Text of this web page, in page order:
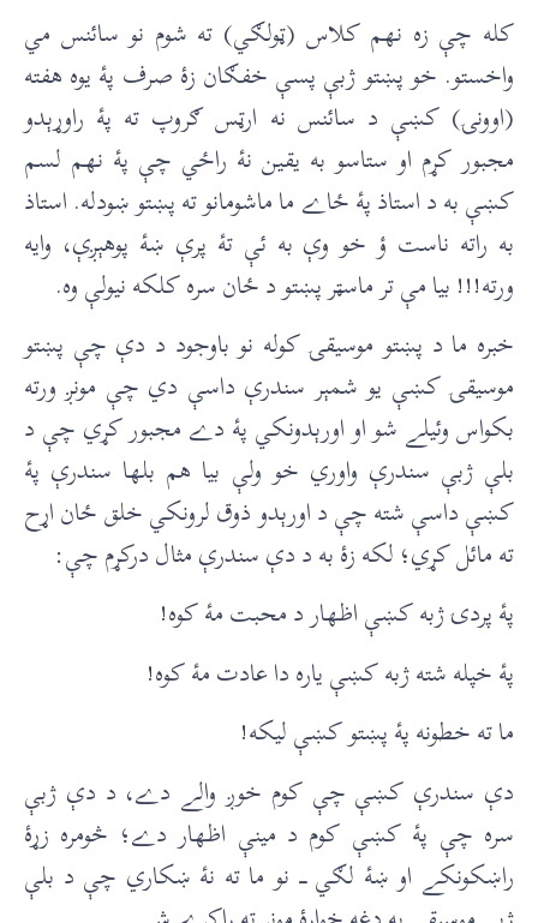
کله چې زه نهم کلاس (ټولګي) ته شوم نو سائنس مي
واخستو. خو پښتو ژبې پسې خفګان زۀ صرف پۀ يوه هفته
(اوونۍ) کښې د سائنس نه ارټس ګروپ ته پۀ راوړېدو
مجبور کړم او ستاسو به يقين نۀ راځي چې پۀ نهم لسم
کښې به د استاذ پۀ ځاے ما ماشومانو ته پښتو ښودله. استاذ
به راته ناست ؤ خو وې به ئې تۀ پرې ښۀ پوهېږې، وايه
ورته!!! بيا مې تر ماسټر پښتو د ځان سره کلکه نيولې وه.
خبره ما د پښتو موسيقۍ کوله نو باوجود د دې چې پښتو
موسيقۍ کښې يو شمېر سندرې داسې دي چې مونږ ورته
بکواس وئیلے شو او اورېدونکي پۀ دے مجبور کړي چې د
بلې ژبې سندرې واوري خو ولې بيا هم بلها سندرې پۀ
کښې داسې شته چې د اورېدو ذوق لرونکي خلق ځان اړح
ته مائل کړي؛ لکه زۀ به د دې سندرې مثال درکړم چې:
پۀ پردۍ ژبه کښې اظهار د محبت مۀ کوه!
پۀ خپله شته ژبه کښې ياره دا عادت مۀ کوه!
ما ته خطونه پۀ پښتو کښې ليکه!
دې سندرې کښې چې کوم خوږ والے دے، د دې ژبې
سره چې پۀ کښې کوم د مينې اظهار دے؛ څومره زړۀ
راښکونکے او ښۀ لګي ـــ نو ما ته نۀ ښکاري چې د بلې